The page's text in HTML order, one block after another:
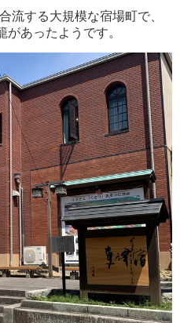
流する大規模な宿場町で、
あったようです。